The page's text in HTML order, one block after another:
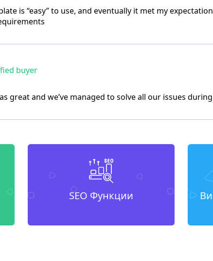
is “easy” to use, and eventually it met my
buyer
great and we’ve managed to solve all our issues
SEO Функции